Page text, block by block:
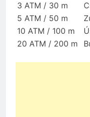
3 ATM / 30 m
5 ATM / 50 m
10 ATM / 100 m
20 ATM / 200 m